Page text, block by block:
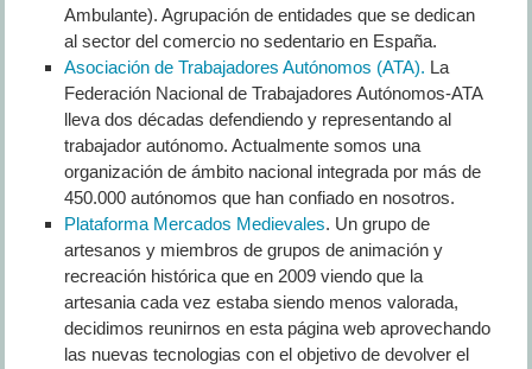
Ambulante). Agrupación de entidades que se dedican
al sector del comercio no sedentario en España.
Asociación de Trabajadores Autónomos (ATA). La
Federación Nacional de Trabajadores Autónomos-ATA
lleva dos décadas defendiendo y representando al
trabajador autónomo. Actualmente somos una
organización de ámbito nacional integrada por más de
450.000 autónomos que han confiado en nosotros.
Plataforma Mercados Medievales. Un grupo de
artesanos y miembros de grupos de animación y
recreación histórica que en 2009 viendo que la
artesania cada vez estaba siendo menos valorada,
decidimos reunirnos en esta página web aprovechando
las nuevas tecnologias con el objetivo de devolver el